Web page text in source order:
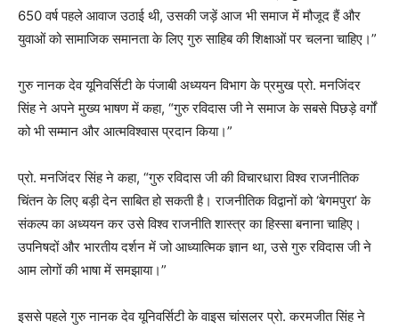
650 वर्ष पहले आवाज उठाई थी, उसकी जड़ें आज भी समाज में मौजूद हैं और
युवाओं को सामाजिक समानता के लिए गुरु साहिब की शिक्षाओं पर चलना चाहिए।”
गुरु नानक देव यूनिवर्सिटी के पंजाबी अध्ययन विभाग के प्रमुख प्रो. मनजिंदर
सिंह ने अपने मुख्य भाषण में कहा, “गुरु रविदास जी ने समाज के सबसे पिछड़े वर्गों
को भी सम्मान और आत्मविश्वास प्रदान किया।”
प्रो. मनजिंदर सिंह ने कहा, “गुरु रविदास जी की विचारधारा विश्व राजनीतिक
चिंतन के लिए बड़ी देन साबित हो सकती है। राजनीतिक विद्वानों को ‘बेगमपुरा’ के
संकल्प का अध्ययन कर उसे विश्व राजनीति शास्त्र का हिस्सा बनाना चाहिए।
उपनिषदों और भारतीय दर्शन में जो आध्यात्मिक ज्ञान था, उसे गुरु रविदास जी ने
आम लोगों की भाषा में समझाया।”
इससे पहले गुरु नानक देव यूनिवर्सिटी के वाइस चांसलर प्रो. करमजीत सिंह ने